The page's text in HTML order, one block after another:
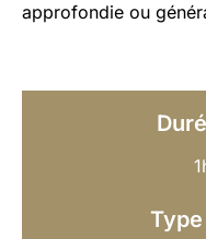
approfondie ou
Type